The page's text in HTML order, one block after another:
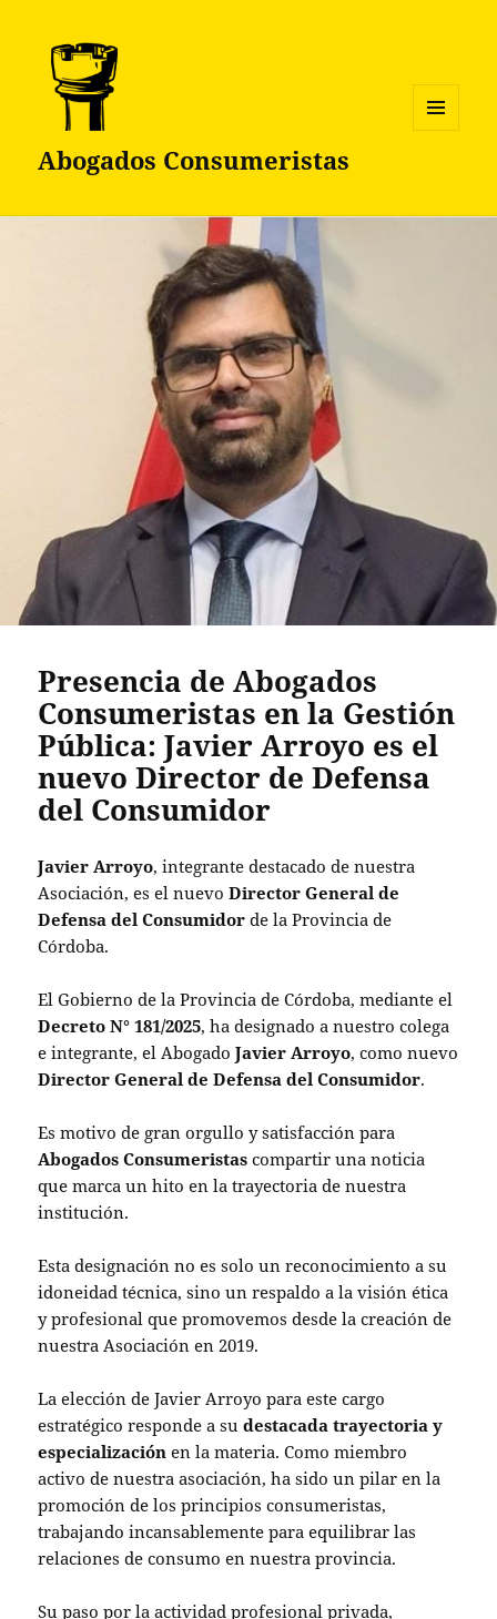
Abogados Consumeristas
Presencia de Abogados
Consumeristas en la Gestión
Pública: Javier Arroyo es el
nuevo Director de Defensa
del Consumidor
Javier Arroyo, integrante destacado de nuestra
Asociación, es el nuevoDirector General de
Defensa del Consumidor de la Provincia de
Córdoba.
El Gobierno de la Provincia de Córdoba, mediante el
Decreto N° 181/2025, ha designado a nuestro colega
e integrante, el AbogadoJavier Arroyo, como nuevo
Director General de Defensa del Consumidor.
Es motivo de gran orgullo y satisfacción para
Abogados Consumeristas compartir una noticia
que marca un hito en la trayectoria de nuestra
institución.
Esta designación no es solo un reconocimiento a su
idoneidad técnica, sino un respaldo a la visión ética
y profesional que promovemos desde la creación de
nuestra Asociación en 2019.
La elección de Javier Arroyo para este cargo
estratégico responde a sudestacada trayectoria y
especialización en la materia. Como miembro
activo de nuestra asociación, ha sido un pilar en la
promoción de los principios consumeristas,
trabajando incansablemente para equilibrar las
relaciones de consumo en nuestra provincia.
Su paso por la actividad profesional privada,